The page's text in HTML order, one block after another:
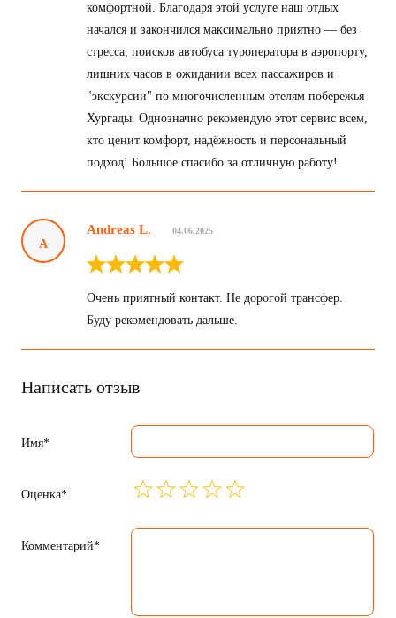
комфортной. Благодаря этой услуге наш отдых
начался и закончился максимально приятно — без
стресса, поисков автобуса туроператора в аэропорту,
лишних часов в ожидании всех пассажиров и
"экскурсии" по многочисленным отелям побережья
Хургады. Однозначно рекомендую этот сервис всем,
кто ценит комфорт, надёжность и персональный
подход! Большое спасибо за отличную работу!
A
Andreas L. 04.06.2025
Очень приятный контакт. Не дорогой трансфер.
Буду рекомендовать дальше.
Написать отзыв
Имя*
Оценка*
Комментарий*